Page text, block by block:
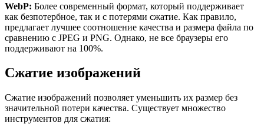
WebP: Более современный формат, который поддерживает
как безпотербное, так и с потерями сжатие. Как правило,
предлагает лучшее соотношение качества и размера файла по
сравнению с JPEG и PNG. Однако, не все браузеры его
поддерживают на 100%.
Сжатие изображений
Сжатие изображений позволяет уменьшить их размер без
значительной потери качества. Существует множество
инструментов для сжатия: